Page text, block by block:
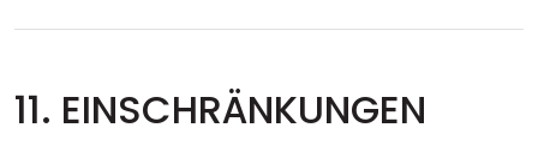
11. EINSCHRÄNKUNGEN